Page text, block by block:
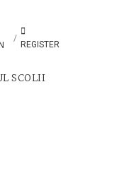
/
REGISTER
SCOLII